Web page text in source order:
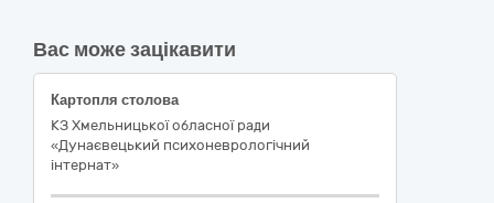
Вас може зацікавити
Картопля столова
КЗ Хмельницької обласної ради
«Дунаєвецький психоневрологічний
інтернат»